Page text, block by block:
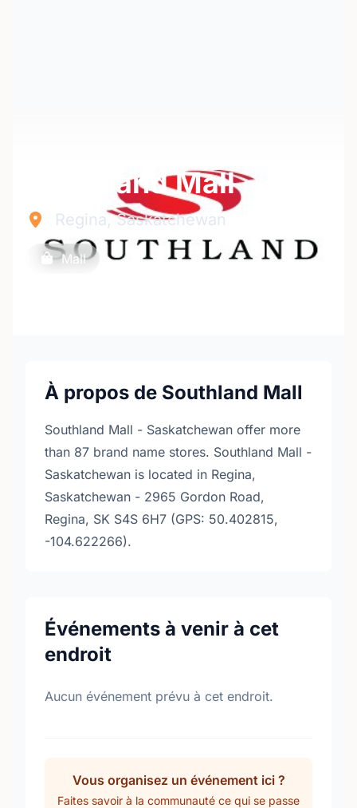
Southland Mall
Regina, Saskatchewan
Mall
À propos de Southland Mall
Southland Mall - Saskatchewan offer more
than 87 brand name stores. Southland Mall -
Saskatchewan is located in Regina,
Saskatchewan - 2965 Gordon Road,
Regina, SK S4S 6H7 (GPS: 50.402815,
-104.622266).
Événements à venir à cet
endroit
Aucun événement prévu à cet endroit.
Vous organisez un événement ici ?
Faites savoir à la communauté ce qui se passe